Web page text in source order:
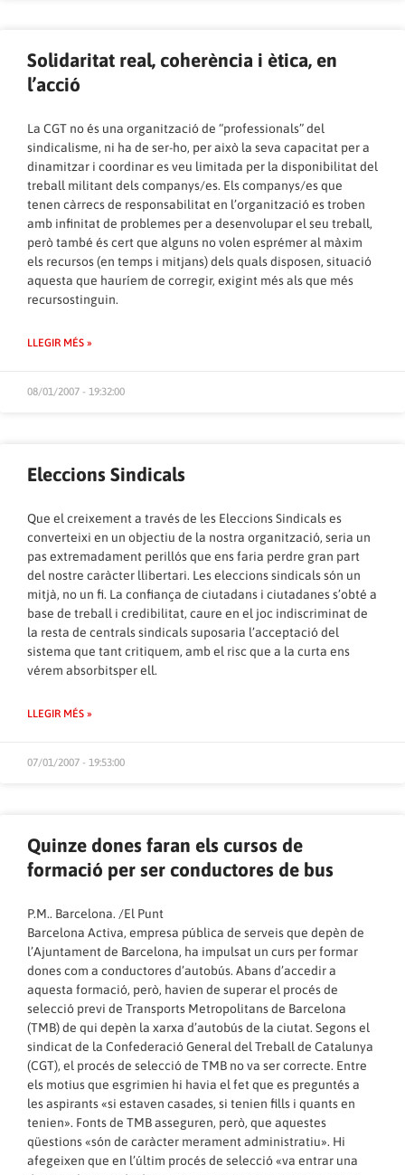
Solidaritat real, coherència i ètica, en
l’acció
La CGT no és una organització de “professionals” del
sindicalisme, ni ha de ser-ho, per això la seva capacitat per a
dinamitzar i coordinar es veu limitada per la disponibilitat del
treball militant dels companys/es. Els companys/es que
tenen càrrecs de responsabilitat en l’organització es troben
amb infinitat de problemes per a desenvolupar el seu treball,
però també és cert que alguns no volen esprémer al màxim
els recursos (en temps i mitjans) dels quals disposen, situació
aquesta que hauríem de corregir, exigint més als que més
recursostinguin.
LLEGIR MÉS »
08/01/2007 - 19:32:00
Eleccions Sindicals
Que el creixement a través de les Eleccions Sindicals es
converteixi en un objectiu de la nostra organització, seria un
pas extremadament perillós que ens faria perdre gran part
del nostre caràcter llibertari. Les eleccions sindicals són un
mitjà, no un fi. La confiança de ciutadans i ciutadanes s’obté a
base de treball i credibilitat, caure en el joc indiscriminat de
la resta de centrals sindicals suposaria l’acceptació del
sistema que tant critiquem, amb el risc que a la curta ens
vérem absorbitsper ell.
LLEGIR MÉS »
07/01/2007 - 19:53:00
Quinze dones faran els cursos de
formació per ser conductores de bus
P.M.. Barcelona. /El Punt
Barcelona Activa, empresa pública de serveis que depèn de
l’Ajuntament de Barcelona, ha impulsat un curs per formar
dones com a conductores d’autobús. Abans d’accedir a
aquesta formació, però, havien de superar el procés de
selecció previ de Transports Metropolitans de Barcelona
(TMB) de qui depèn la xarxa d’autobús de la ciutat. Segons el
sindicat de la Confederació General del Treball de Catalunya
(CGT), el procés de selecció de TMB no va ser correcte. Entre
els motius que esgrimien hi havia el fet que es preguntés a
les aspirants «si estaven casades, si tenien fills i quants en
tenien». Fonts de TMB asseguren, però, que aquestes
qüestions «són de caràcter merament administratiu». Hi
afegeixen que en l’últim procés de selecció «va entrar una